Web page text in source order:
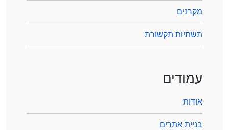
מקרנים
תשתיות תקשורת
עמודים
אודות
בניית אתרים